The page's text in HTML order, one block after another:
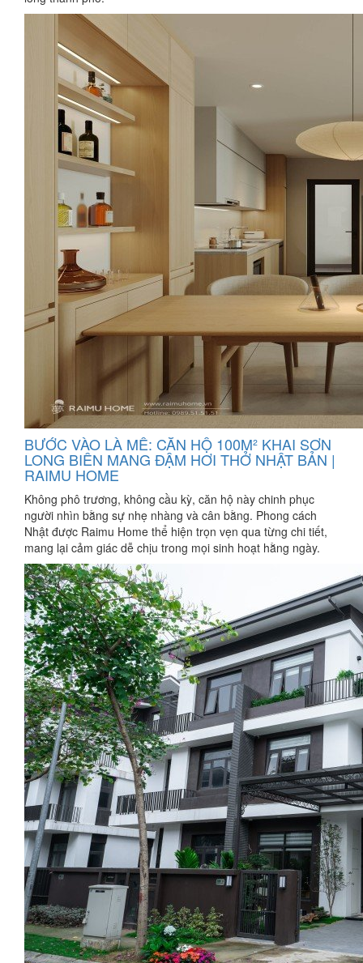
BƯỚC VÀO LÀ MÊ: CĂN HỘ 100M² KHAI SƠN
LONG BIÊN MANG ĐẬM HƠI THỞ NHẬT BẢN |
RAIMU HOME
Không phô trương, không cầu kỳ, căn hộ này chinh phục
người nhìn bằng sự nhẹ nhàng và cân bằng. Phong cách
Nhật được Raimu Home thể hiện trọn vẹn qua từng chi tiết,
mang lại cảm giác dễ chịu trong mọi sinh hoạt hằng ngày.